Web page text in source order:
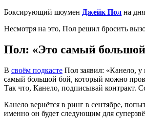
Боксирующий шоумен Джейк Пол на
Несмотря на это, Пол решил бросить
Пол: «Это самый большой
В своём подкасте Пол заявил: «Канело, у
самый большой бой, который можно
Так что, Канело, подписывай контракт.
Канело вернётся в ринг в сентябре,
именно он будет следующим для